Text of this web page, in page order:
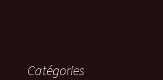
Catégories